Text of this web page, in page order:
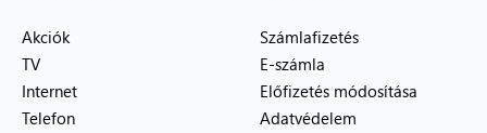
Akciók
TV
Internet
Telefon
Számlafizetés
E-számla
Előfizetés módosítása
Adatvédelem